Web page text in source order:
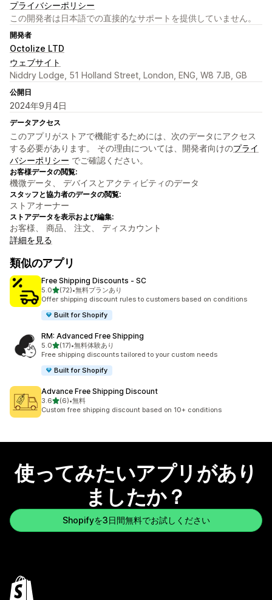
プライバシーポリシー
この開発者は日本語での直接的なサポートを提供していません。
開発者
Octolize LTD
ウェブサイト
Niddry Lodge, 51 Holland Street, London, ENG, W8 7JB, GB
公開日
2024年9月4日
データアクセス
このアプリがストアで機能するためには、次のデータにアクセス
する必要があります。 その理由については、開発者向けのプライ
バシーポリシー でご確認ください。
お客様データの閲覧:
機微データ、 デバイスとアクティビティのデータ
スタッフと協力者のデータの閲覧:
ストアオーナー
ストアデータを表示および編集:
お客様、 商品、 注文、 ディスカウント
詳細を見る
類似のアプリ
Free Shipping Discounts ‑ SC
5.05つ星中
(72)
合計レビュー数：72件
•無料プランあり
Offer shipping discount rules to customers based on conditions
Built for Shopify
RM: Advanced Free Shipping
5.05つ星中
(17)
合計レビュー数：17件
•無料体験あり
Free shipping discounts tailored to your custom needs
Built for Shopify
Advance Free Shipping Discount
3.65つ星中
(6)
合計レビュー数：6件
•無料
Custom free shipping discount based on 10+ conditions
使ってみたいアプリがあり
ましたか？
Shopifyを3日間無料でお試しください